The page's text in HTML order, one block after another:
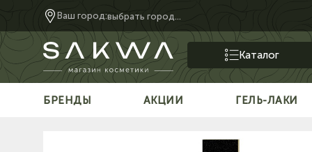
Ваш город:выбрать город...
Каталог
БРЕНДЫ АКЦИИ ГЕЛЬ-ЛАКИ